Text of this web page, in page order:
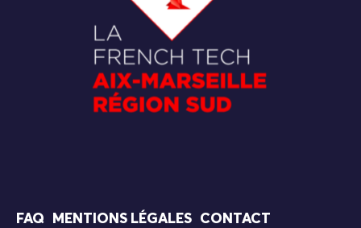
FAQ MENTIONS LÉGALES
CONTACT